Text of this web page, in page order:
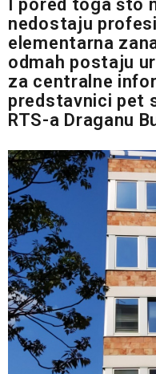
I pored toga što
nedostaju
elementarna
odmah postaju
za centralne
predstavnici pet
RTS-a Draganu